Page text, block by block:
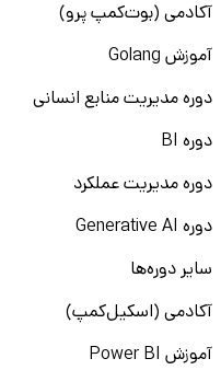
آکادمی (بوت‌کمپ پرو)
آموزش Golang
دوره مدیریت منابع انسانی
دوره BI
دوره مدیریت عملکرد
دوره Generative AI
سایر دوره‌ها
آکادمی (اسکیل‌کمپ)
آموزش Power BI